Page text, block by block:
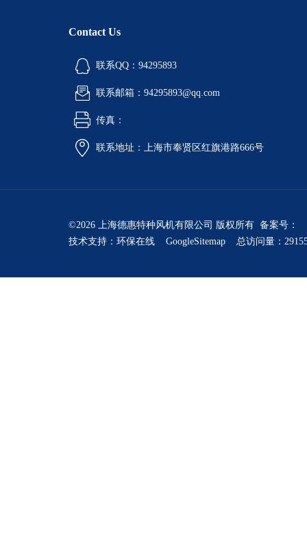
Contact Us
联系QQ：94295893
联系邮箱：94295893@qq.com
传真：
联系地址：上海市奉贤区红旗港路666号
©2026 上海德惠特种风机有限公司 版权所有 备案号：
技术支持： 环保在线 GoogleSitemap 总访问量：